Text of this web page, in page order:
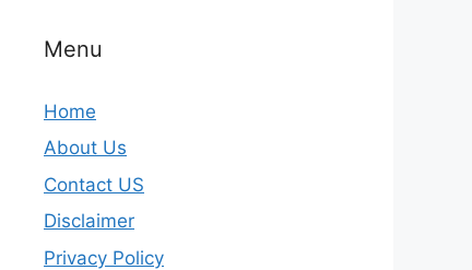
Menu
Home
About Us
Contact US
Disclaimer
Privacy Policy